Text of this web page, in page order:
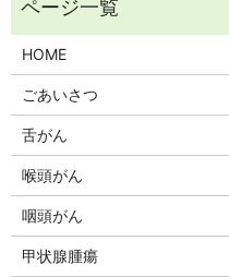
HOME
ごあいさつ
舌がん
喉頭がん
咽頭がん
甲状腺腫瘍